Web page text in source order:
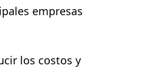
empresas
los costos y